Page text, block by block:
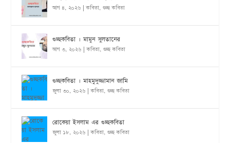
আগ ৪, ২০২৬ |কবিতা,গুচ্ছ কবিতা
গুচ্ছকবিতা । মামুন সুলতানের
আগ ৩, ২০২৬ |কবিতা,গুচ্ছ কবিতা
গুচ্ছকবিতা । মাহমুদুজ্জামান জামি
জুলা ৩০, ২০২৬ |কবিতা,গুচ্ছ কবিতা
রোকেয়া ইসলাম এর গুচ্ছকবিতা
জুলা ১৮, ২০২৬ |কবিতা,গুচ্ছ কবিতা